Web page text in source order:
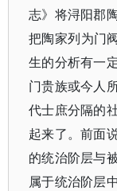
志》将浔阳郡
把陶家列为门
生的分析有一
门贵族或今人
代士庶分隔的
起来了。前面
的统治阶层与
属于统治阶层